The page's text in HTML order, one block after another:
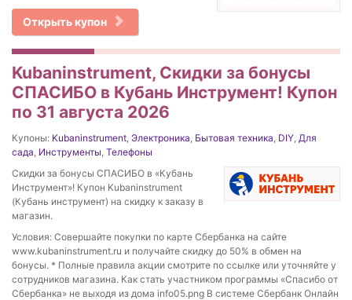
Открыть купон
Kubaninstrument, Скидки за бонусы
СПАСИБО в Кубань Инструмент! Купон
по 31 августа 2026
Купоны: Kubaninstrument, Электроника, Бытовая техника, DIY, Для
сада, Инструменты, Телефоны
Скидки за бонусы СПАСИБО в «Кубань
Инструмент»! Купон Kubaninstrument
(Кубань инструмент) на скидку к заказу в
магазин.
Условия: Совершайте покупки по карте Сбербанка на сайте
www.kubaninstrument.ru и получайте скидку до 50% в обмен на
бонусы. * Полные правила акции смотрите по ссылке или уточняйте у
сотрудников магазина. Как стать участником программы «Спасибо от
Сбербанка» не выходя из дома info05.png В системе Сбербанк Онлайн